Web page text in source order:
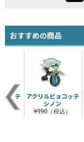
おすすめの商品
コッテ
アクリルピョコッテ
シノン
¥990（税込）